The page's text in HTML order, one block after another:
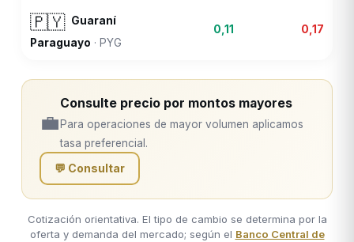
🇵🇾 Guaraní
Paraguayo · PYG
0,11 0,17
💼
Consulte precio por montos mayores
Para operaciones de mayor volumen aplicamos
tasa preferencial.
💬 Consultar
Cotización orientativa. El tipo de cambio se determina por la
oferta y demanda del mercado; según el Banco Central de